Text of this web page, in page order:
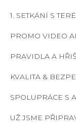
1. SETKÁNÍ S
PROMO VIDEO
PRAVIDLA A
KVALITA &
SPOLUPRÁCE S
UŽ JSME